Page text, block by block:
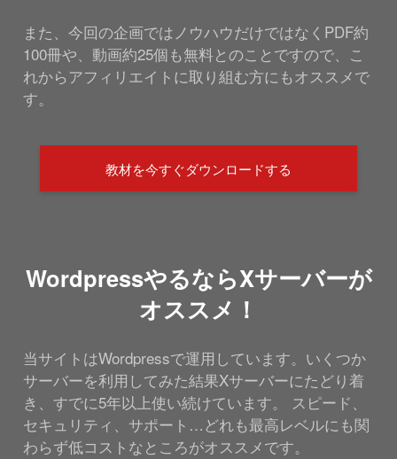
また、今回の企画ではノウハウだけではなくPDF約
100冊や、動画約25個も無料とのことですので、こ
れからアフィリエイトに取り組む方にもオススメで
す。
教材を今すぐダウンロードする
WordpressやるならXサーバーが
オススメ！
当サイトはWordpressで運用しています。いくつか
サーバーを利用してみた結果Xサーバーにたどり着
き、すでに5年以上使い続けています。 スピード、
セキュリティ、サポート…どれも最高レベルにも関
わらず低コストなところがオススメです。